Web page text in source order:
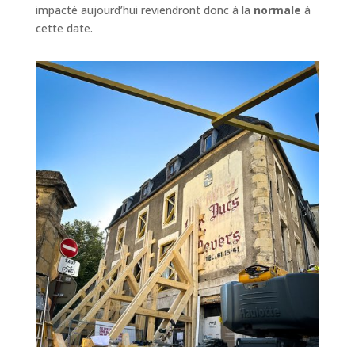
impacté aujourd’hui reviendront donc à la normale à
cette date.